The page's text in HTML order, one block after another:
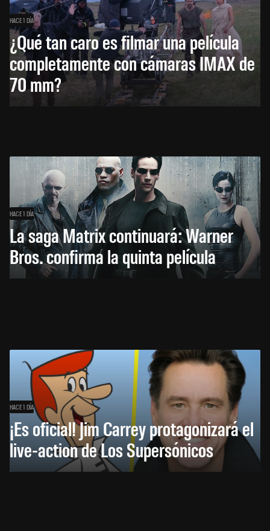
HACE 1 DÍA
¿Qué tan caro es filmar una película
completamente con cámaras IMAX de
70 mm?
HACE 1 DÍA
La saga Matrix continuará: Warner
Bros. confirma la quinta película
HACE 1 DÍA
¡Es oficial! Jim Carrey protagonizará el
live-action de Los Supersónicos